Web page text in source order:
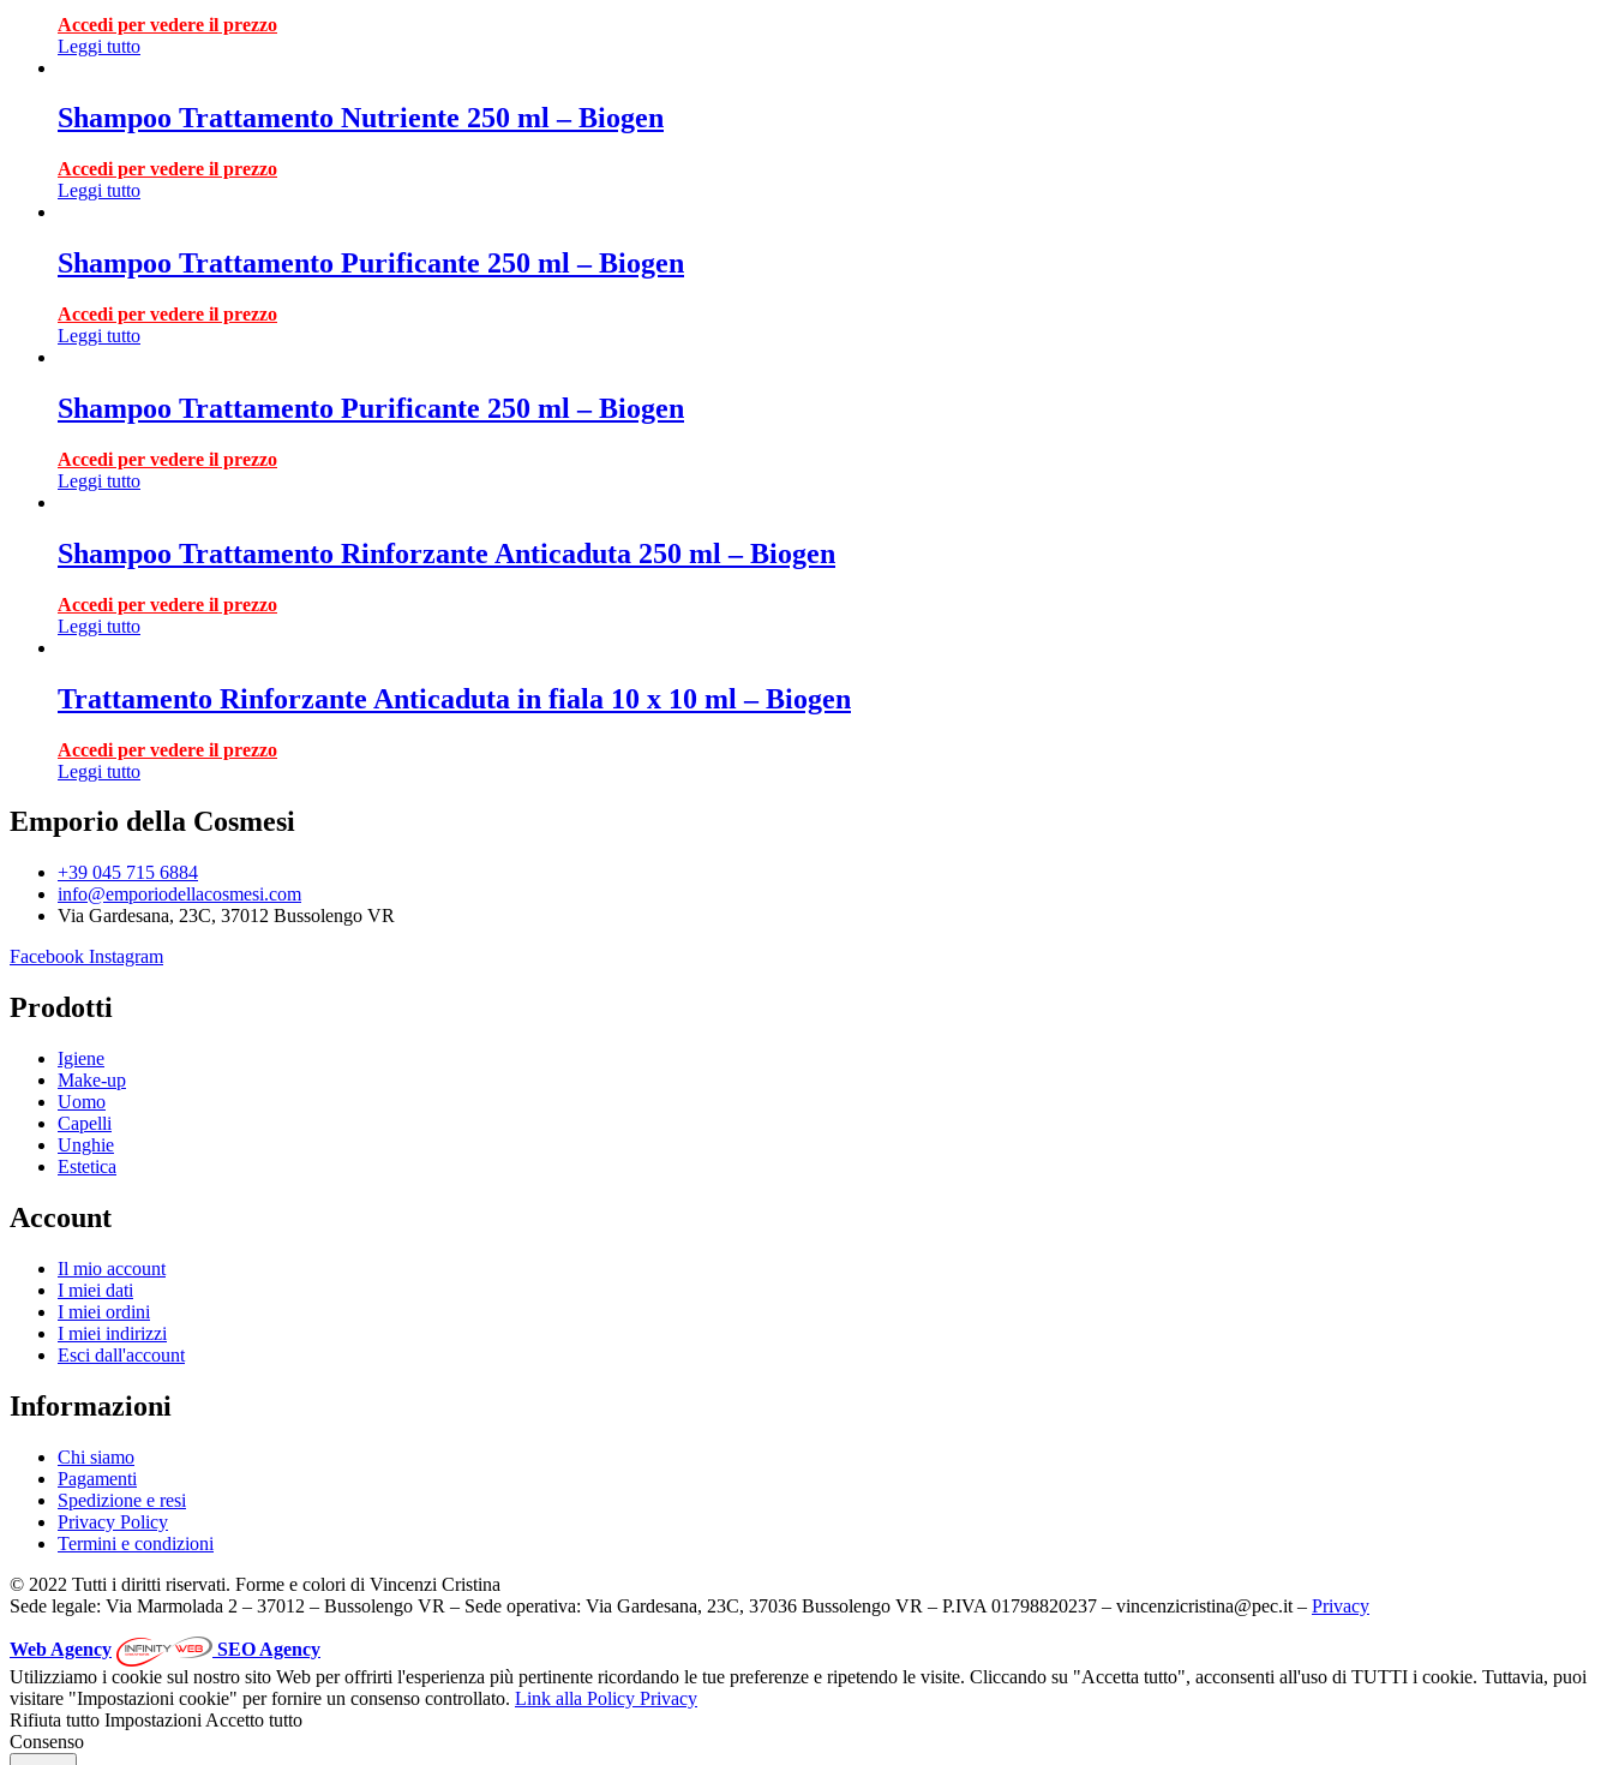
Accedi per vedere il prezzo
Leggi tutto
Shampoo Trattamento Nutriente 250 ml – Biogen
Accedi per vedere il prezzo
Leggi tutto
Shampoo Trattamento Purificante 250 ml – Biogen
Accedi per vedere il prezzo
Leggi tutto
Shampoo Trattamento Purificante 250 ml – Biogen
Accedi per vedere il prezzo
Leggi tutto
Shampoo Trattamento Rinforzante Anticaduta 250 ml – Biogen
Accedi per vedere il prezzo
Leggi tutto
Trattamento Rinforzante Anticaduta in fiala 10 x 10 ml – Biogen
Accedi per vedere il prezzo
Leggi tutto
Emporio della Cosmesi
+39 045 715 6884
info@emporiodellacosmesi.com
Via Gardesana, 23C, 37012 Bussolengo VR
Facebook Instagram
Prodotti
Igiene
Make-up
Uomo
Capelli
Unghie
Estetica
Account
Il mio account
I miei dati
I miei ordini
I miei indirizzi
Esci dall'account
Informazioni
Chi siamo
Pagamenti
Spedizione e resi
Privacy Policy
Termini e condizioni
© 2022 Tutti i diritti riservati. Forme e colori di Vincenzi Cristina
Sede legale: Via Marmolada 2 – 37012 – Bussolengo VR – Sede operativa: Via Gardesana, 23C, 37036 Bussolengo VR – P.IVA 01798820237 – vincenzicristina@pec.it – Privacy
Web Agency
SEO Agency
Utilizziamo i cookie sul nostro sito Web per offrirti l'esperienza più pertinente ricordando le tue preferenze e ripetendo le visite. Cliccando su "Accetta tutto", acconsenti all'uso di TUTTI i cookie. Tuttavia, puoi
visitare "Impostazioni cookie" per fornire un consenso controllato. Link alla Policy Privacy
Rifiuta tutto Impostazioni Accetto tutto
Consenso